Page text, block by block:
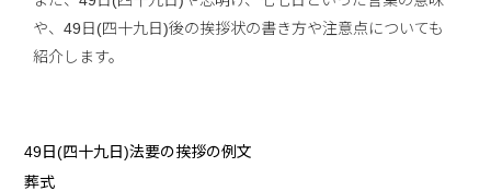
や、49日(四十九日)後の挨拶状の書き方や注意点についても
紹介します。
49日(四十九日)法要の挨拶の例文
葬式